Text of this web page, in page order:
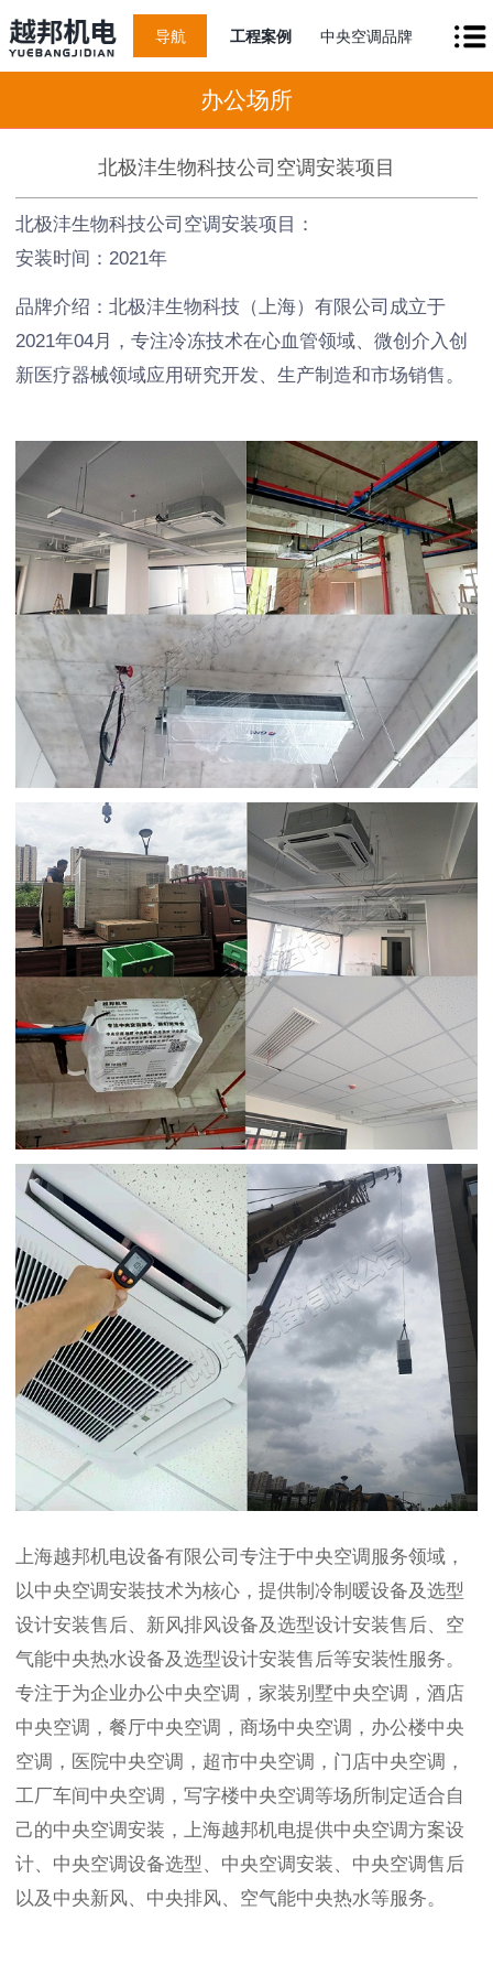
导航 工程案例 中央空调品牌
办公场所
北极沣生物科技公司空调安装项目
北极沣生物科技公司空调安装项目：
安装时间：2021年
品牌介绍：北极沣生物科技（上海）有限公司成立于
2021年04月，专注冷冻技术在心血管领域、微创介入创
新医疗器械领域应用研究开发、生产制造和市场销售。
上海越邦机电设备有限公司专注于中央空调服务领域，
以中央空调安装技术为核心，提供制冷制暖设备及选型
设计安装售后、新风排风设备及选型设计安装售后、空
气能中央热水设备及选型设计安装售后等安装性服务。
专注于为企业办公中央空调，家装别墅中央空调，酒店
中央空调，餐厅中央空调，商场中央空调，办公楼中央
空调，医院中央空调，超市中央空调，门店中央空调，
工厂车间中央空调，写字楼中央空调等场所制定适合自
己的中央空调安装，上海越邦机电提供中央空调方案设
计、中央空调设备选型、中央空调安装、中央空调售后
以及中央新风、中央排风、空气能中央热水等服务。